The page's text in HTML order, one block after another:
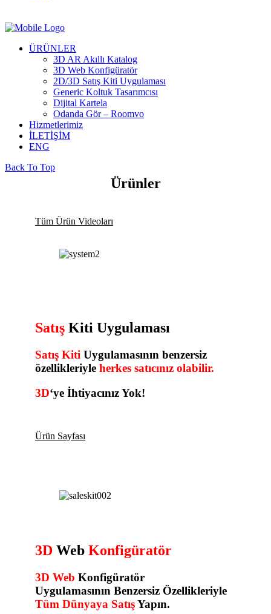
ÜRÜNLER
3D AR Akıllı Katalog
3D Web Konfigüratör
2D/3D Satış Kiti Uygulaması
Generic Koltuk Tasarımcısı
Dijital Kartela
Odanda Gör – Roomvo
Hizmetlerimiz
İLETİŞİM
ENG
Back To Top
Ürünler
Tüm Ürün Videoları
Satış Kiti Uygulaması
Satış Kiti Uygulamasının benzersiz
özellikleriyle herkes satıcınız olabilir.
3D‘ye İhtiyacınız Yok!
Ürün Sayfası
3D Web Konfigüratör
3D Web Konfigüratör
Uygulamasının Benzersiz Özellikleriyle
Tüm Dünyaya SatışYapın.